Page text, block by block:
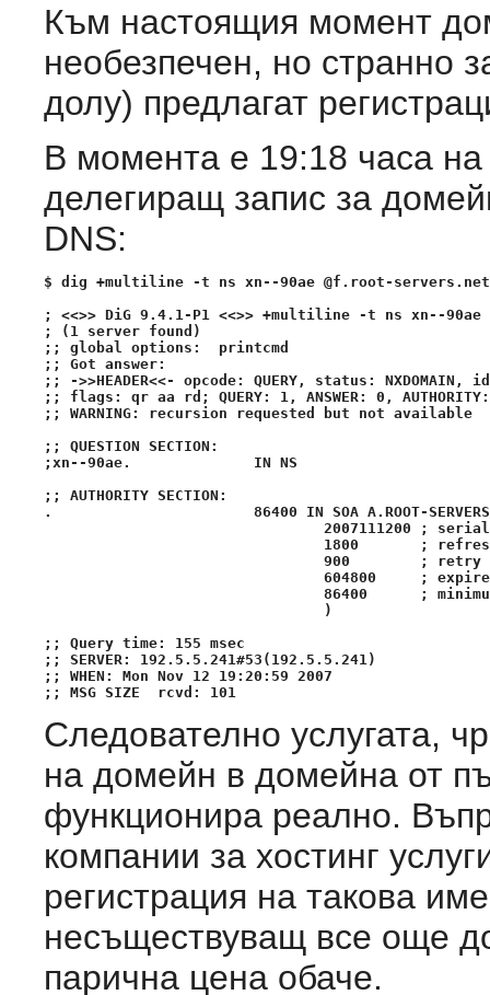
Към настоящия момент
необезпечен, но странно
долу) предлагат
В момента е 19:18 часа
делегиращ запис за
DNS:
$ dig +multiline -t ns xn--90ae @f.root-servers.net
; <<>> DiG 9.4.1-P1 <<>> +multiline -t ns xn--
; (1 server found)
;; global options:  printcmd
;; Got answer:
;; ->>HEADER<<- opcode: QUERY, status: NXDOMAIN,
;; flags: qr aa rd; QUERY: 1, ANSWER: 0,
;; WARNING: recursion requested but not available
;; QUESTION SECTION:
;xn--90ae.              IN NS
;; AUTHORITY SECTION:
.                       86400 IN SOA A.ROOT-
                                2007111200 ; serial
1800       ;
900        ; retry
604800     ;
86400      ;
                                )
;; Query time: 155 msec
;; SERVER: 192.5.5.241#53(192.5.5.241)
;; WHEN: Mon Nov 12 19:20:59 2007
Следователно услугата,
на домейн в домейна от
функционира реално.
компании за хостинг
регистрация на такова
несъществуващ все още
парична цена обаче.